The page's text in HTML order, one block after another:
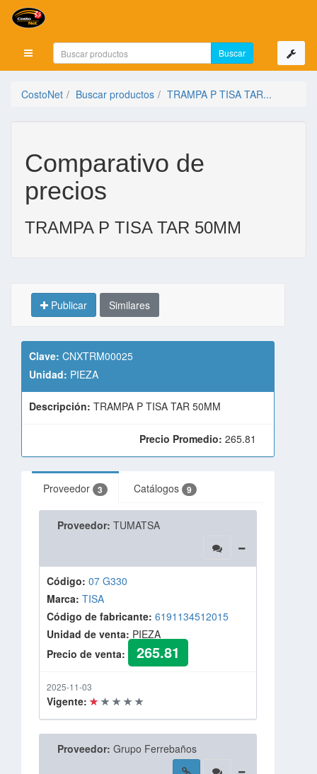
Mostrar menú
CostoNet Buscar productos TRAMPA P TISA TAR...
Comparativo de
precios
TRAMPA P TISA TAR 50MM
Publicar Similares
Clave: CNXTRM00025
Unidad: PIEZA
Descripción: TRAMPA P TISA TAR 50MM
Precio Promedio: 265.81
Proveedor 3 Catálogos 9
Proveedor: TUMATSA
Código: 07 G330
Marca: TISA
Código de fabricante: 6191134512015
Unidad de venta: PIEZA
Precio de venta:
265.81
2025-11-03
Vigente:
Proveedor: Grupo Ferrebaños